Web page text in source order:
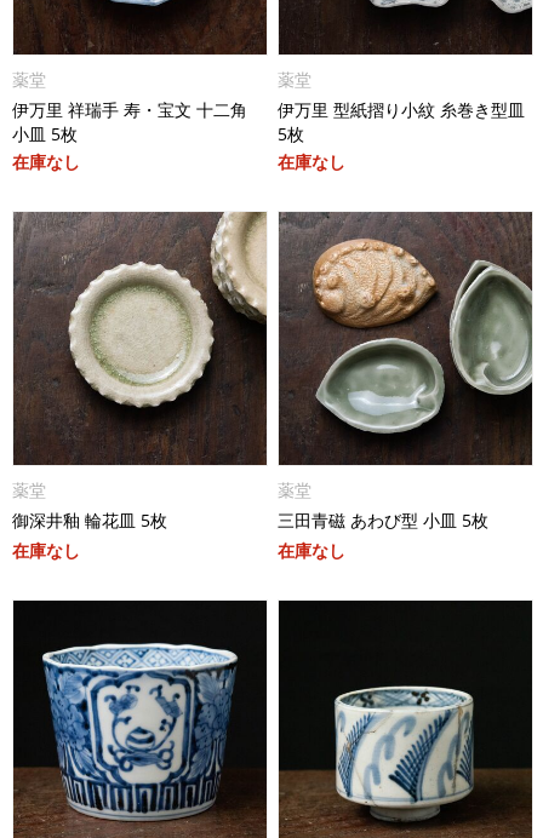
薬堂
伊万里 祥瑞手 寿・宝文 十二角
小皿 5枚
在庫なし
薬堂
伊万里 型紙摺り小紋 糸巻き型皿
5枚
在庫なし
薬堂
御深井釉 輪花皿 5枚
在庫なし
薬堂
三田青磁 あわび型 小皿 5枚
在庫なし